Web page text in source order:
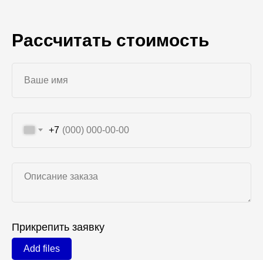
Рассчитать стоимость
+7
Прикрепить заявку
Add files